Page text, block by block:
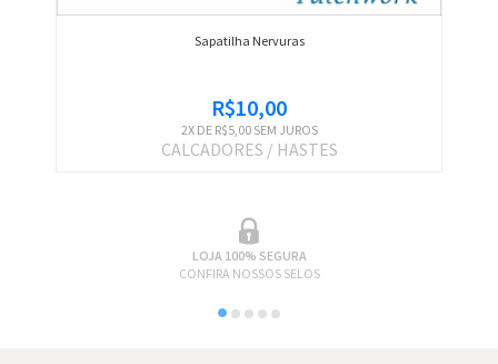
Sapatilha Nervuras
R$10,00
2X DE R$5,00SEM JUROS
CALCADORES / HASTES
LOJA 100% SEGURA
CONFIRA NOSSOS SELOS